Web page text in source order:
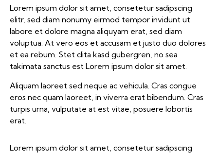
Lorem ipsum dolor sit amet, consetetur sadipscing
elitr, sed diam nonumy eirmod tempor invidunt ut
labore et dolore magna aliquyam erat, sed diam
voluptua. At vero eos et accusam et justo duo dolores
et ea rebum. Stet clita kasd gubergren, no sea
takimata sanctus est Lorem ipsum dolor sit amet.
Aliquam laoreet sed neque ac vehicula. Cras congue
eros nec quam laoreet, in viverra erat bibendum. Cras
turpis urna, vulputate at est vitae, posuere lobortis
erat.
Lorem ipsum dolor sit amet, consetetur sadipscing